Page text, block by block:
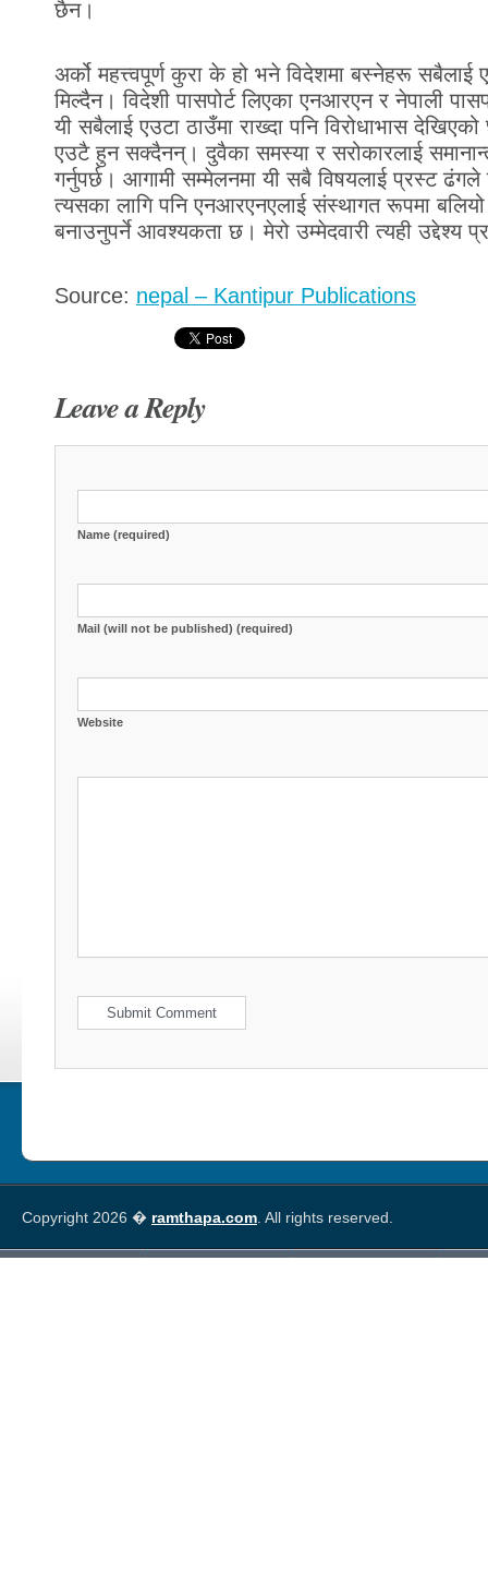
छैन।
अर्को महत्त्वपूर्ण कुरा के हो भने विदेशमा बस्नेहरू
मिल्दैन। विदेशी पासपोर्ट लिएका एनआरएन र नेपाली
यी सबैलाई एउटा ठाउँमा राख्दा पनि विरोधाभास
एउटै हुन सक्दैनन्। दुवैका समस्या र सरोकारलाई
गर्नुपर्छ। आगामी सम्मेलनमा यी सबै विषयलाई प्रस्ट
त्यसका लागि पनि एनआरएनएलाई संस्थागत रूपमा
बनाउनुपर्ने आवश्यकता छ। मेरो उम्मेदवारी त्यही उद्देश्य
Source: nepal – Kantipur Publications
Leave a Reply
Name (required)
Mail (will not be published) (required)
Website
Copyright 2026 � ramthapa.com . All rights reserved.